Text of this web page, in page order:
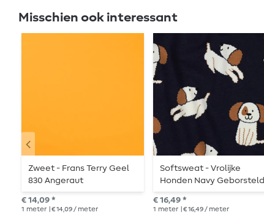
Misschien ook interessant
Zweet - Frans Terry Geel
830 Angeraut
€ 14,09 *
1 meter | € 14,09 / meter
Softsweat - Vrolijke
Honden Navy Geborsteld
€ 16,49 *
1 meter | € 16,49 / meter